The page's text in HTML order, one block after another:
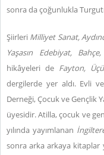
sonra da çoğunlukla
Şiirleri Milliyet Sanat,
Yaşasın Edebiyat,
hikâyeleri de Fayton,
dergilerde yer aldı. Evli
Derneği, Çocuk ve Gençlik
üyesidir. Atilla, çocuk ve
yılında yayımlanan
sonra arka arkaya kitaplar